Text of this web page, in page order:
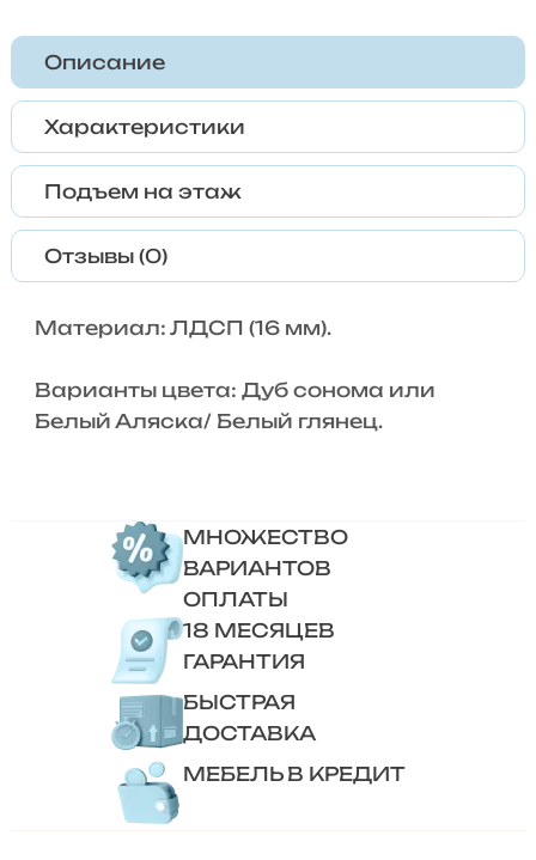
Описание
Характеристики
Подъем на этаж
Отзывы (0)
Материал: ЛДСП (16 мм).
Варианты цвета: Дуб сонома или
Белый Аляска/ Белый глянец.
МНОЖЕСТВО
ВАРИАНТОВ
ОПЛАТЫ
18 МЕСЯЦЕВ
ГАРАНТИЯ
БЫСТРАЯ
ДОСТАВКА
МЕБЕЛЬ В КРЕДИТ